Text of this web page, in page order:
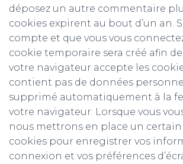
déposez un autre commentaire
cookies expirent au bout d’un an.
compte et que vous vous
cookie temporaire sera créé afin
votre navigateur accepte les
contient pas de données
supprimé automatiquement à la
votre navigateur. Lorsque vous
nous mettrons en place un
cookies pour enregistrer vos
connexion et vos préférences